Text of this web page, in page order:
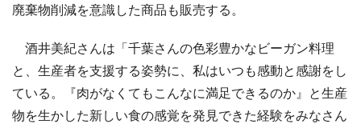
廃棄物削減を意識した商品も販売する。
酒井美紀さんは「千葉さんの色彩豊かなビーガン料理
と、生産者を支援する姿勢に、私はいつも感動と感謝をし
ている。『肉がなくてもこんなに満足できるのか』と生産
物を生かした新しい食の感覚を発見できた経験をみなさん